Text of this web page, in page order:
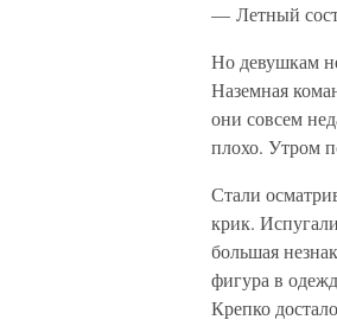
— Летный
Но девушкам
Наземная
они совсем
плохо. Утром
Стали
крик.
большая
фигура в
Крепко